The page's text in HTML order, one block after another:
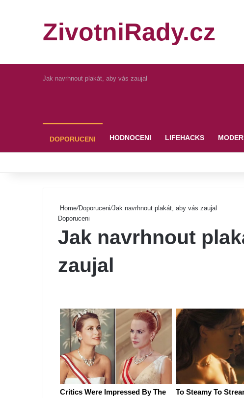
ZivotniRady.cz
Jak navrhnout plakát, aby vás zaujal
DOPORUCENI HODNOCENI LIFEHACKS
Home/Doporuceni/Jak navrhnout plakát, aby vás zaujal
Doporuceni
Jak navrhnout
zaujal